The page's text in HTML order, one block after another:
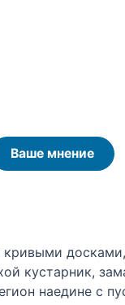
Ваше мнение
кустарник,
наедине с